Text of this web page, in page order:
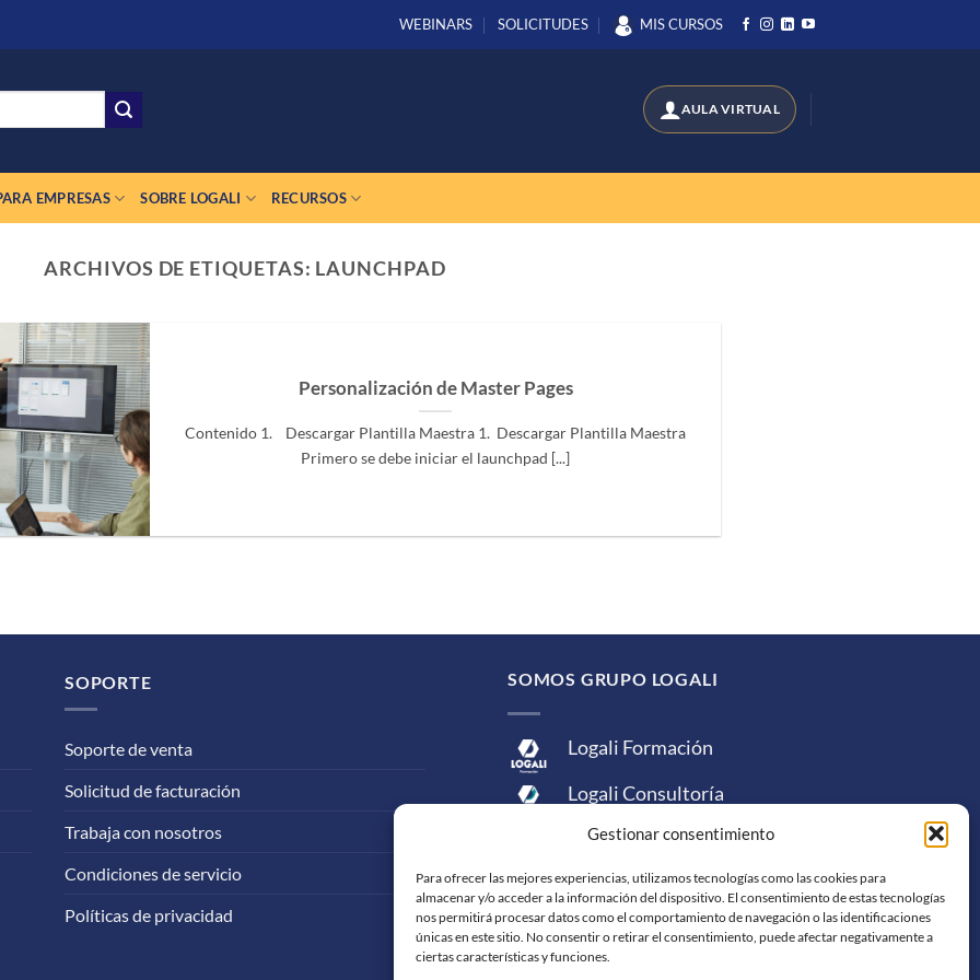
Gestionar consentimiento
Para ofrecer las mejores experiencias, utilizamos tecnologías como las cookies para
almacenar y/o acceder a la información del dispositivo. El consentimiento de estas tecnologías
nos permitirá procesar datos como el comportamiento de navegación o las identificaciones
únicas en este sitio. No consentir o retirar el consentimiento, puede afectar negativamente a
ciertas características y funciones.
WEBINARS SOLICITUDES MIS CURSOS
EMPRESAS SOBRE LOGALI RECURSOS
ARCHIVOS DE ETIQUETAS: LAUNCHPAD
Personalización de Master Pages
Contenido 1. Descargar Plantilla Maestra 1. Descargar Plantilla Maestra
Primero se debe iniciar el launchpad [...]
SOPORTE
Soporte de venta
Solicitud de facturación
Trabaja con nosotros
Condiciones de servicio
Políticas de privacidad
SOMOS GRUPO LOGALI
Logali Formación
Logali Consultoría
Logali Ingeniería